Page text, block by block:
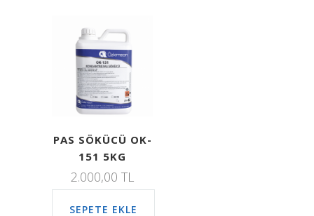
PAS SÖKÜCÜ OK-
151 5KG
2.000,00 TL
SEPETE EKLE